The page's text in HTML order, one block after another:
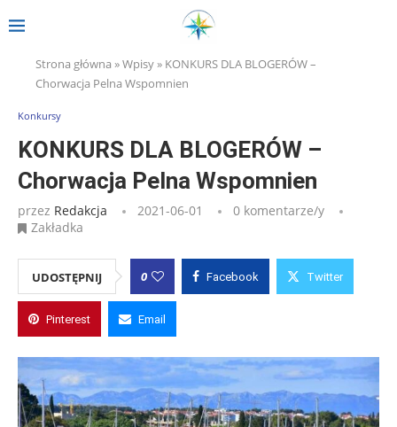
Strona główna »Wpisy» KONKURS DLA BLOGERÓW –
Chorwacja Pelna Wspomnien
Konkursy
KONKURS DLA BLOGERÓW –
Chorwacja Pelna Wspomnien
przez Redakcja 2021-06-01
0 komentarze/y
Zakładka
UDOSTĘPNIJ 0 Facebook Twitter
Pinterest Email